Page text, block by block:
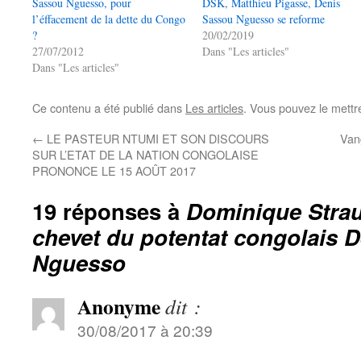
Sassou Nguesso, pour
l’éffacement de la dette du Congo
?
27/07/2012
Dans "Les articles"
DSK, Matthieu Pigasse, Denis
Sassou Nguesso se reforme
20/02/2019
Dans "Les articles"
Ce contenu a été publié dans Les articles. Vous pouvez le
← LE PASTEUR NTUMI ET SON DISCOURS
SUR L’ETAT DE LA NATION CONGOLAISE
PRONONCE LE 15 AOÛT 2017
19 réponses à Dominique
chevet du potentat congolais
Nguesso
Anonymedit :
30/08/2017 à 20:39